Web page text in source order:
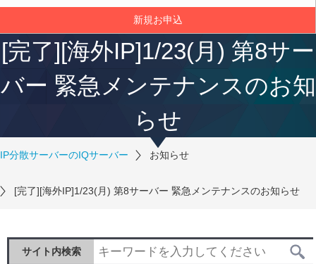
新規お申込
[完了][海外IP]1/23(月) 第8サー
バー 緊急メンテナンスのお知
らせ
IP分散サーバーのIQサーバー お知らせ
[完了][海外IP]1/23(月) 第8サーバー 緊急メンテナンスのお知らせ
サイト内検索